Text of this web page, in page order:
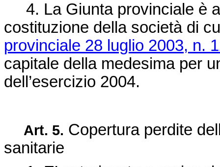
4. La Giunta provinciale è
costituzione della società di
provinciale 28 luglio 2003, n.
capitale della medesima per
dell’esercizio 2004.
Art. 5. Copertura perdite
sanitarie